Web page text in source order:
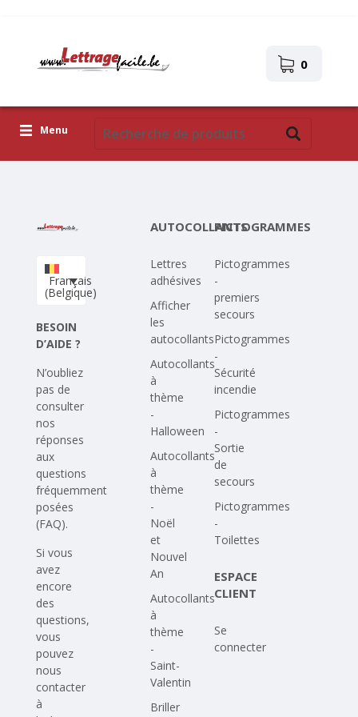
0
Menu
Téléchargez votre propre conception
Corona Covid-19
Français
(Belgique)
BESOIN
D’AIDE ?
N’oubliez
pas de
consulter
nos
réponses
aux
questions
fréquemment
posées
(FAQ).
Si vous
avez
encore
des
questions,
vous
pouvez
nous
contacter
à
AUTOCOLLANTS
Lettres
adhésives
Afficher
les
autocollants
Autocollants
à
thème
-
Halloween
Autocollants
à
thème
-
Noël
et
Nouvel
An
Autocollants
à
thème
-
Saint-
Valentin
Briller
PICTOGRAMMES
Pictogrammes
-
premiers
secours
Pictogrammes
-
Sécurité
incendie
Pictogrammes
-
Sortie
de
secours
Pictogrammes
-
Toilettes
ESPACE
CLIENT
Se
connecter